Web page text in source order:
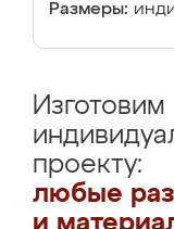
Размеры:
Изготовим
проекту:
любые
и